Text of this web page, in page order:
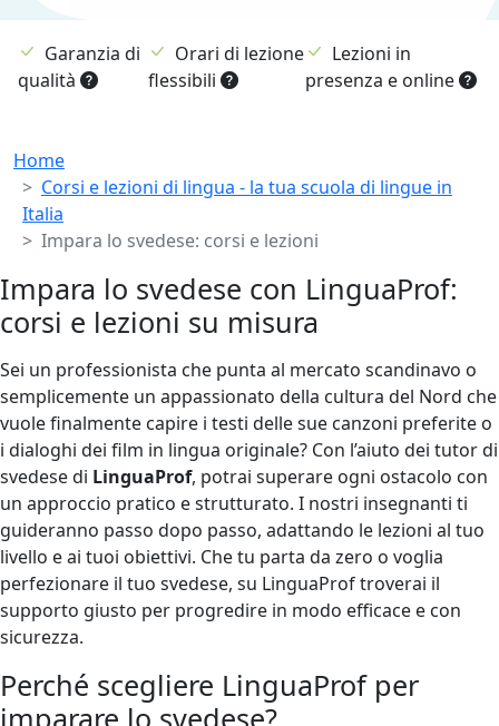
Garanzia di
qualità
Orari di lezione
flessibili
Lezioni in
presenza e online
Breadcrumb
Home
Corsi e lezioni di lingua - la tua scuola di lingue in
Italia
Impara lo svedese: corsi e lezioni
Impara lo svedese con LinguaProf:
corsi e lezioni su misura
Sei un professionista che punta al mercato scandinavo o
semplicemente un appassionato della cultura del Nord che
vuole finalmente capire i testi delle sue canzoni preferite o
i dialoghi dei film in lingua originale? Con l’aiuto dei tutor di
svedesedi LinguaProf, potrai superare ogni ostacolo con
un approccio pratico e strutturato. I nostri insegnanti ti
guideranno passo dopo passo, adattando le lezioni al tuo
livello e ai tuoi obiettivi. Che tu parta da zero o voglia
perfezionare il tuo svedese, su LinguaProf troverai il
supporto giusto per progredire in modo efficace e con
sicurezza.
Perché scegliere LinguaProf per
imparare lo svedese?